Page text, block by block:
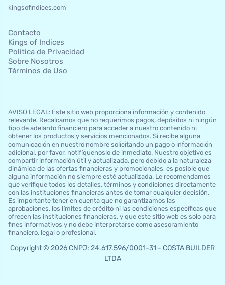
kingsofindices.com
Contacto
Kings of Indices
Política de Privacidad
Sobre Nosotros
Términos de Uso
AVISO LEGAL: Este sitio web proporciona información y contenido
relevante. Recalcamos que no requerimos pagos, depósitos ni ningún
tipo de adelanto financiero para acceder a nuestro contenido ni
obtener los productos y servicios mencionados. Si recibe alguna
comunicación en nuestro nombre solicitando un pago o información
adicional, por favor, notifíquenoslo de inmediato. Nuestro objetivo es
compartir información útil y actualizada, pero debido a la naturaleza
dinámica de las ofertas financieras y promocionales, es posible que
alguna información no siempre esté actualizada. Le recomendamos
que verifique todos los detalles, términos y condiciones directamente
con las instituciones financieras antes de tomar cualquier decisión.
Es importante tener en cuenta que no garantizamos las
aprobaciones, los límites de crédito ni las condiciones específicas que
ofrecen las instituciones financieras, y que este sitio web es solo para
fines informativos y no debe interpretarse como asesoramiento
financiero, legal o profesional.
Copyright © 2026 CNPJ: 24.617.596/0001-31 - COSTA BUILDER
LTDA